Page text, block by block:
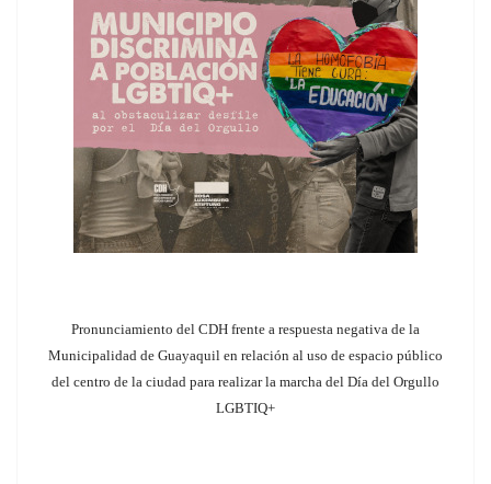
Pronunciamiento del CDH frente a respuesta negativa de la
Municipalidad de Guayaquil en relación al uso de espacio público
del centro de la ciudad para realizar la marcha del Día del Orgullo
LGBTIQ+